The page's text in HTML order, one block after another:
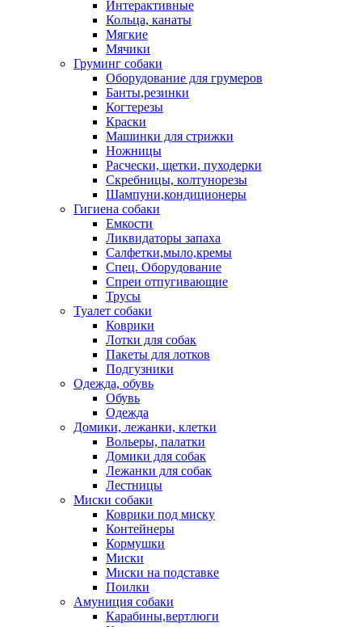
Интерактивные
Кольца, канаты
Мягкие
Мячики
Груминг собаки
Оборудование для грумеров
Банты,резинки
Когтерезы
Краски
Машинки для стрижки
Ножницы
Расчески, щетки, пуходерки
Скребницы, колтунорезы
Шампуни,кондиционеры
Гигиена собаки
Емкости
Ликвидаторы запаха
Салфетки,мыло,кремы
Спец. Оборудование
Спреи отпугивающие
Трусы
Туалет собаки
Коврики
Лотки для собак
Пакеты для лотков
Подгузники
Одежда, обувь
Обувь
Одежда
Домики, лежанки, клетки
Вольеры, палатки
Домики для собак
Лежанки для собак
Лестницы
Миски собаки
Коврики под миску
Контейнеры
Кормушки
Миски
Миски на подставке
Поилки
Амуниция собаки
Карабины,вертлюги